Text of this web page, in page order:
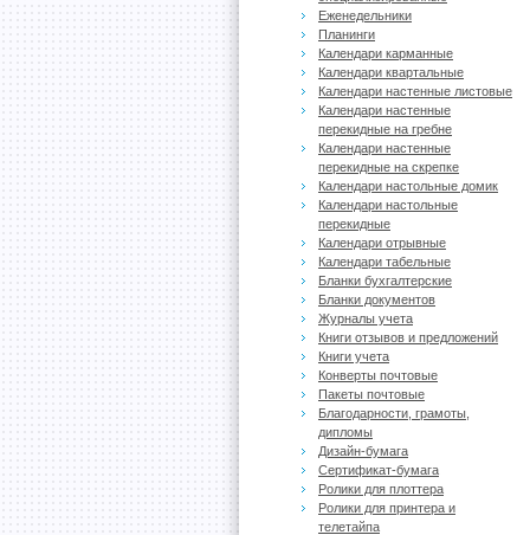
Еженедельники
Планинги
Календари карманные
Календари квартальные
Календари настенные листовые
Календари настенные
перекидные на гребне
Календари настенные
перекидные на скрепке
Календари настольные домик
Календари настольные
перекидные
Календари отрывные
Календари табельные
Бланки бухгалтерские
Бланки документов
Журналы учета
Книги отзывов и предложений
Книги учета
Конверты почтовые
Пакеты почтовые
Благодарности, грамоты,
дипломы
Дизайн-бумага
Сертификат-бумага
Ролики для плоттера
Ролики для принтера и
телетайпа